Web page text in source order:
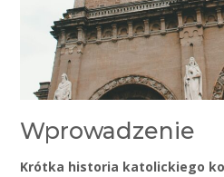
Wprowadzenie
Krótka historia katolickiego